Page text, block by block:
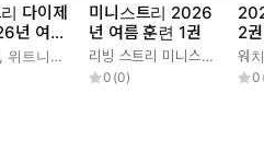
다이제
년 여름
위트니스 리
미니스트리 2026
년 여름 훈련 1권
리빙 스트리 미니스트리 편집부
0 (0)
2권
워
0